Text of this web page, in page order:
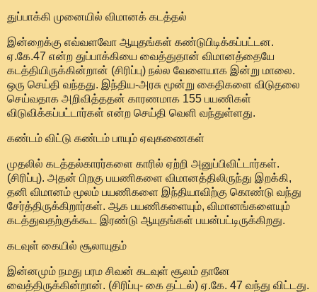
துப்பாக்கி முனையில் விமானக் கடத்தல்
இன்றைக்கு எவ்வளவோ ஆயுதங்கள் கண்டுபிடிக்கப்பட்டன.
ஏ.கே.47 என்ற துப்பாக்கியை வைத்துதான் விமானத்தையே
கடத்தியிருக்கின்றான் (சிரிப்பு) நல்ல வேளையாக இன்று மாலை.
ஒரு செய்தி வந்தது. இந்திய-அரசு மூன்று கைதிகளை விடுதலை
செய்வதாக அறிவித்ததன் காரணமாக 155 பயணிகள்
விடுவிக்கப்பட்டார்கள் என்ற செய்தி வெளி வந்துள்ளது.
கண்டம் விட்டு கண்டம் பாயும் ஏவுகணைகள்
முதலில் கடத்தல்காரர்களை காரில் ஏற்றி அனுப்பிவிட்டார்கள்.
(சிரிப்பு). அதன் பிறகு பயணிகளை விமானத்திலிருந்து இறக்கி,
தனி விமானம் மூலம் பயணிகளை இந்தியாவிற்கு கொண்டு வந்து
சேர்த்திருக்கிறார்கள். ஆக பயணிகளையும், விமானங்களையும்
கடத்துவதற்குக்கூட இரண்டு ஆயுதங்கள் பயன்பட்டிருக்கிறது.
கடவுள் கையில் சூலாயுதம்
இன்னமும் நமது பரம சிவன் கடவுள் சூலம் தானே
வைத்திருக்கின்றான். (சிரிப்பு- கை தட்டல்) ஏ.கே. 47 வந்து விட்டது.